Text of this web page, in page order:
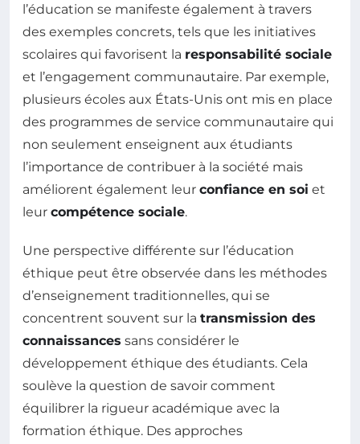
l’éducation se manifeste également à travers
des exemples concrets, tels que les initiatives
scolaires qui favorisent la responsabilité sociale
et l’engagement communautaire. Par exemple,
plusieurs écoles aux États-Unis ont mis en place
des programmes de service communautaire qui
non seulement enseignent aux étudiants
l’importance de contribuer à la société mais
améliorent également leur confiance en soi et
leur compétence sociale.
Une perspective différente sur l’éducation
éthique peut être observée dans les méthodes
d’enseignement traditionnelles, qui se
concentrent souvent sur la transmission des
connaissances sans considérer le
développement éthique des étudiants. Cela
soulève la question de savoir comment
équilibrer la rigueur académique avec la
formation éthique. Des approches